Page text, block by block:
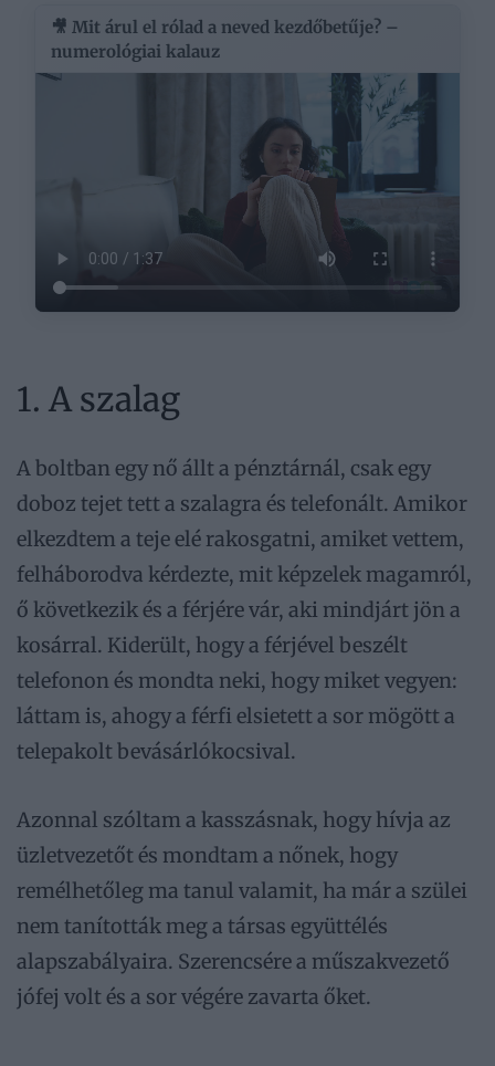
🎥 Mit árul el rólad a neved kezdőbetűje? –
numerológiai kalauz
1. A szalag
A boltban egy nő állt a pénztárnál, csak egy
doboz tejet tett a szalagra és telefonált. Amikor
elkezdtem a teje elé rakosgatni, amiket vettem,
felháborodva kérdezte, mit képzelek magamról,
ő következik és a férjére vár, aki mindjárt jön a
kosárral. Kiderült, hogy a férjével beszélt
telefonon és mondta neki, hogy miket vegyen:
láttam is, ahogy a férfi elsietett a sor mögött a
telepakolt bevásárlókocsival.
Azonnal szóltam a kasszásnak, hogy hívja az
üzletvezetőt és mondtam a nőnek, hogy
remélhetőleg ma tanul valamit, ha már a szülei
nem tanították meg a társas együttélés
alapszabályaira. Szerencsére a műszakvezető
jófej volt és a sor végére zavarta őket.